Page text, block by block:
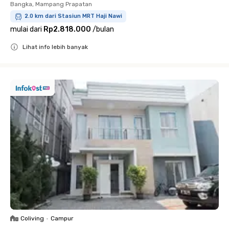
Bangka, Mampang Prapatan
2.0 km dari Stasiun MRT Haji Nawi
mulai dari Rp2.818.000 /bulan
Lihat info lebih banyak
Coliving • Campur